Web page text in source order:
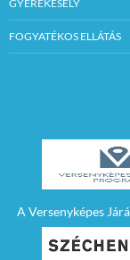
fizetési számlájára
átutalással
A nyertes által
árverés
megkezdését
bemutatja az
vezetőjének
GYEREKESÉLY
FOGYATÉKOS ELLÁTÁS
A Versenyképes